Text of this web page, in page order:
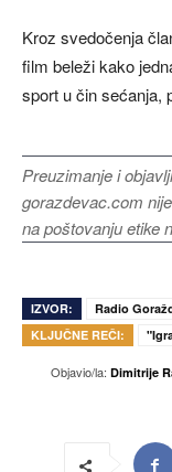
Kroz svedočenja
film beleži kako
sport u čin sećanja,
Preuzimanje i
gorazdevac.com
na poštovanju etike
IZVOR:
Radio
KLJUČNE REČI:
Objavio/la: Dimitrije